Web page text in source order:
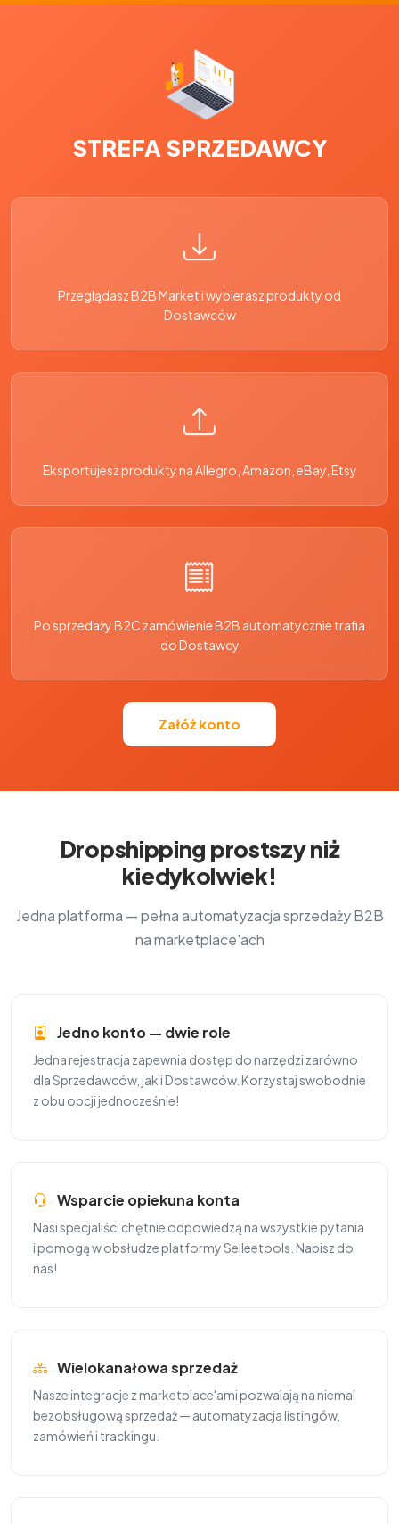
STREFA SPRZEDAWCY
Przeglądasz B2B Market i wybierasz produkty od
Dostawców
Eksportujesz produkty na Allegro, Amazon, eBay, Etsy
Po sprzedaży B2C zamówienie B2B automatycznie trafia
do Dostawcy
Załóż konto
Dropshipping prostszy niż
kiedykolwiek!
Jedna platforma — pełna automatyzacja sprzedaży B2B
na marketplace'ach
Jedno konto — dwie role
Jedna rejestracja zapewnia dostęp do narzędzi zarówno
dla Sprzedawców, jak i Dostawców. Korzystaj swobodnie
z obu opcji jednocześnie!
Wsparcie opiekuna konta
Nasi specjaliści chętnie odpowiedzą na wszystkie pytania
i pomogą w obsłudze platformy Selleetools. Napisz do
nas!
Wielokanałowa sprzedaż
Nasze integracje z marketplace'ami pozwalają na niemal
bezobsługową sprzedaż — automatyzacja listingów,
zamówień i trackingu.